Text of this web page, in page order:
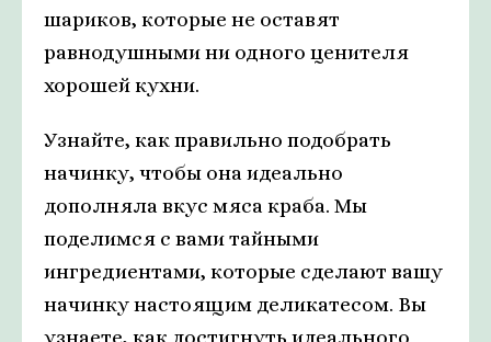
шариков, которые не оставят
равнодушными ни одного ценителя
хорошей кухни.
Узнайте, как правильно подобрать
начинку, чтобы она идеально
дополняла вкус мяса краба. Мы
поделимся с вами тайными
ингредиентами, которые сделают вашу
начинку настоящим деликатесом. Вы